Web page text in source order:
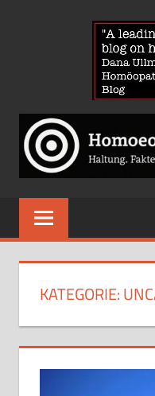
News
über
Homöopathie
und
Auge
Gegner
KATEGORIE: